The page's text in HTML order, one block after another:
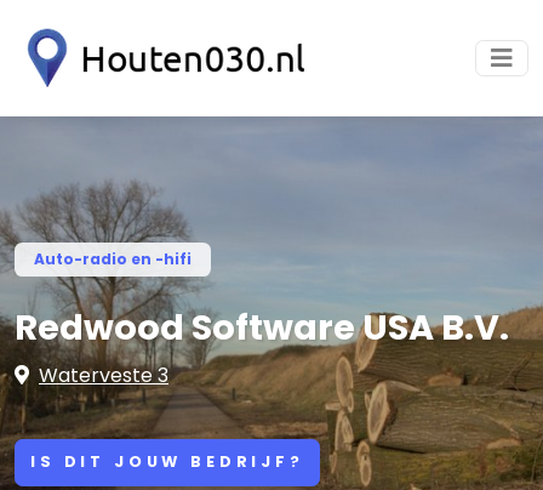
Auto-radio en -hifi
Redwood Software USA B.V.
Waterveste 3
IS DIT JOUW BEDRIJF?